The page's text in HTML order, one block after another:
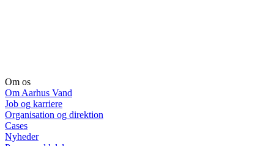
Om os
Om Aarhus Vand
Job og karriere
Organisation og direktion
Cases
Nyheder